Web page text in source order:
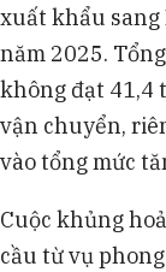
xuất khẩu
năm 2025.
không đạt 41,4
vận chuyển,
vào tổng mức
Cuộc khủng
cầu từ vụ